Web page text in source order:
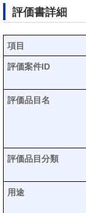
評価書詳細
項目
評価案件ID
評価品目名
評価品目分類
用途